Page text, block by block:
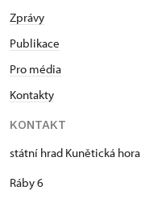
Zprávy
Publikace
Pro média
Kontakty
KONTAKT
státní hrad Kunětická hora
Ráby 6